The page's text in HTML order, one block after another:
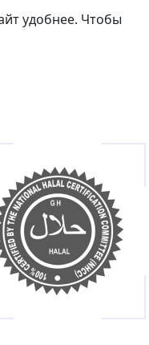
удобнее. Чтобы